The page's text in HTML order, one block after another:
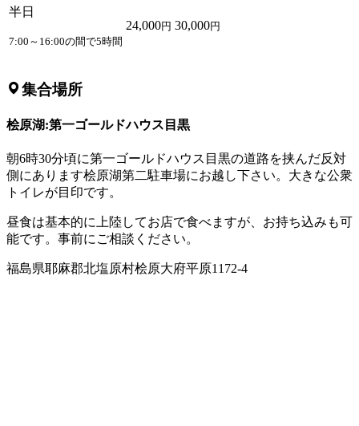
半日
7:00～16:00の間で5時間
24,000円 30,000円
集合場所
桧原湖:第一ゴールドハウス目黒
朝6時30分頃に第一ゴールドハウス目黒の道路を挟んだ反対
側にあります桧原湖第二駐車場にお越し下さい。大きな公衆
トイレが目印です。
昼食は基本的に上陸してお店で食べますが、お持ち込みも可
能です。事前にご相談ください。
福島県耶麻郡北塩原村桧原大府平原1172-4